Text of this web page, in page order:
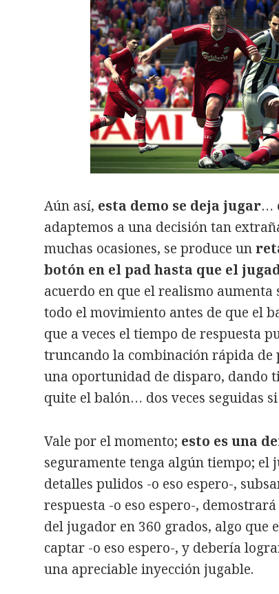
Aún así, esta demo se deja jugar…
adaptemos a una decisión tan
muchas ocasiones, se produce un
botón en el pad hasta que el
acuerdo en que el realismo
todo el movimiento antes de que el
que a veces el tiempo de respuesta
truncando la combinación rápida de
una oportunidad de disparo, dando
quite el balón… dos veces seguidas si
Vale por el momento; esto es una
seguramente tenga algún tiempo; el
detalles pulidos -o eso espero-,
respuesta -o eso espero-,
del jugador en 360 grados, algo que
captar -o eso espero-, y debería
una apreciable inyección jugable.